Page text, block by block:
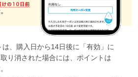
、購入日から14日後に「有効」に
り消された場合には、ポイントは